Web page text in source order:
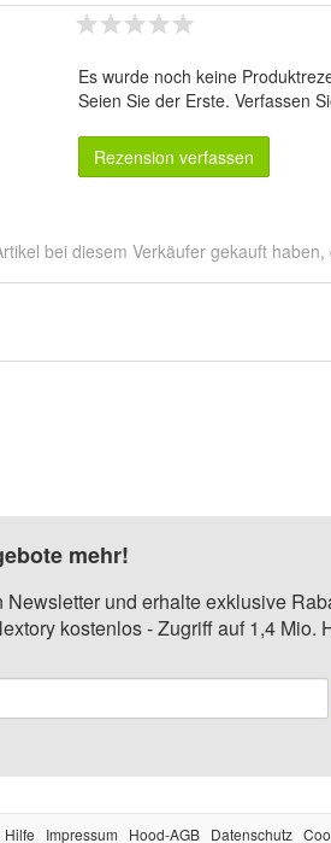
Es wurde noch keine
Seien Sie der Erste. Verfassen
Rezension verfassen
bei diesem Verkäufer gekauft
mehr!
und erhalte exklusive
kostenlos - Zugriff auf 1,4 Mio.
Hilfe Impressum Hood-AGB Datenschutz